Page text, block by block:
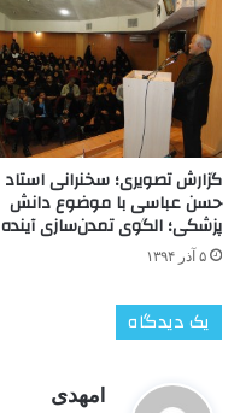
گزارش تصویری؛ سخنرانی استاد
حسن عباسی با موضوع دانش
پزشکی؛ الگوی تمدن‌سازی آینده
۵ آذر ۱۳۹۴
یک دیدگاه
lمهدی